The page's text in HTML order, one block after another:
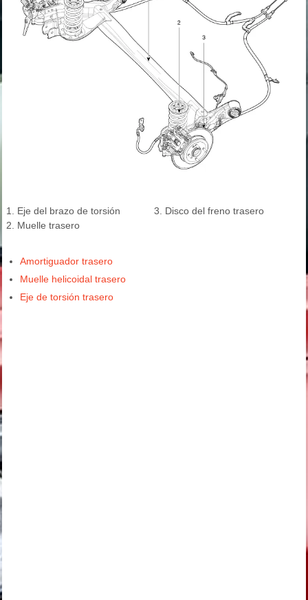
1. Eje del brazo de torsión
2. Muelle trasero
3. Disco del freno trasero
Amortiguador trasero
Muelle helicoidal trasero
Eje de torsión trasero